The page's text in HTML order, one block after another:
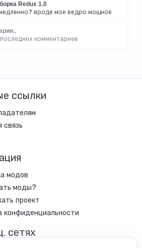
Redux 1.0
вроде мое ведро мощное
комментариев
ссылки
связь
модов
моды?
проект
конфиденциальности
сетях